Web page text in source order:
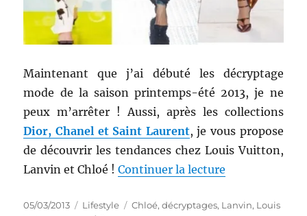
Maintenant que j’ai débuté les décryptage
mode de la saison printemps-été 2013, je ne
peux m’arrêter ! Aussi, après les collections
Dior, Chanel et Saint Laurent, je vous propose
de découvrir les tendances chez Louis Vuitton,
Lanvin et Chloé !Continuer la lecture
Publié
05/03/2013 Catégories
Lifestyle Étiquettes
Chloé,décryptages, Lanvin, Louis